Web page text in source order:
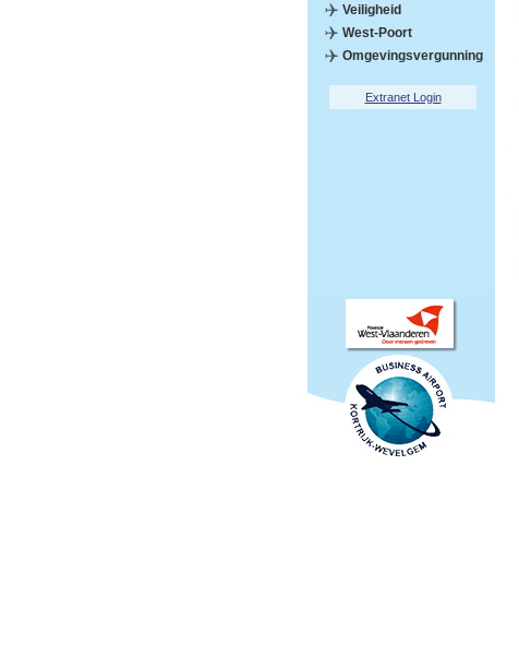
Veiligheid
West-Poort
Omgevingsvergunning
Extranet Login